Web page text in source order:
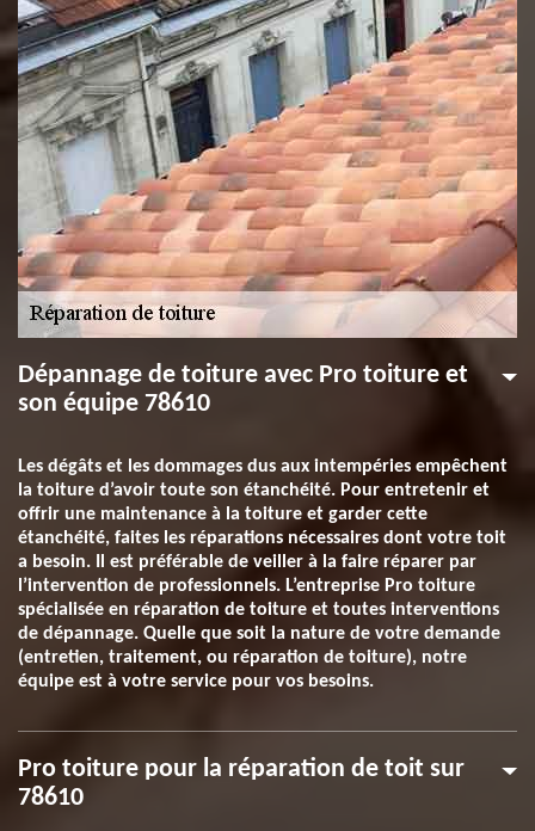
Dépannage de toiture avec Pro toiture et
son équipe 78610
Les dégâts et les dommages dus aux intempéries empêchent
la toiture d’avoir toute son étanchéité. Pour entretenir et
offrir une maintenance à la toiture et garder cette
étanchéité, faites les réparations nécessaires dont votre toit
a besoin. Il est préférable de veiller à la faire réparer par
l’intervention de professionnels. L’entreprise Pro toiture
spécialisée en réparation de toiture et toutes interventions
de dépannage. Quelle que soit la nature de votre demande
(entretien, traitement, ou réparation de toiture), notre
équipe est à votre service pour vos besoins.
Pro toiture pour la réparation de toit sur
78610